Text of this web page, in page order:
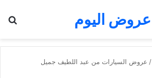
عروض اليوم
/ عروض السيارات من عبد اللطيف جميل